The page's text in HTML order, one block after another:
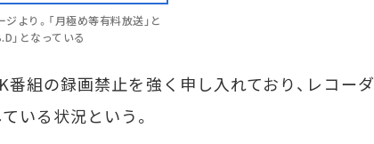
より。「月極め等有料放送」と
」となっている
組の録画禁止を強く申し入れており、レコーダ
いる状況という。